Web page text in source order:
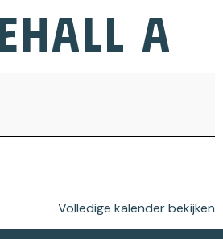
A
Volledige kalender bekijken